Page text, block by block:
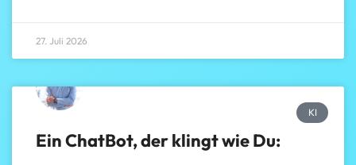
27. Juli 2026
KI
Ein ChatBot, der klingt wie Du: